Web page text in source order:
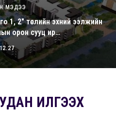
МЭДЭЭ
1, 2" төслийн эхний ээлжийн
орон сууц ир…
ИЛГЭЭХ